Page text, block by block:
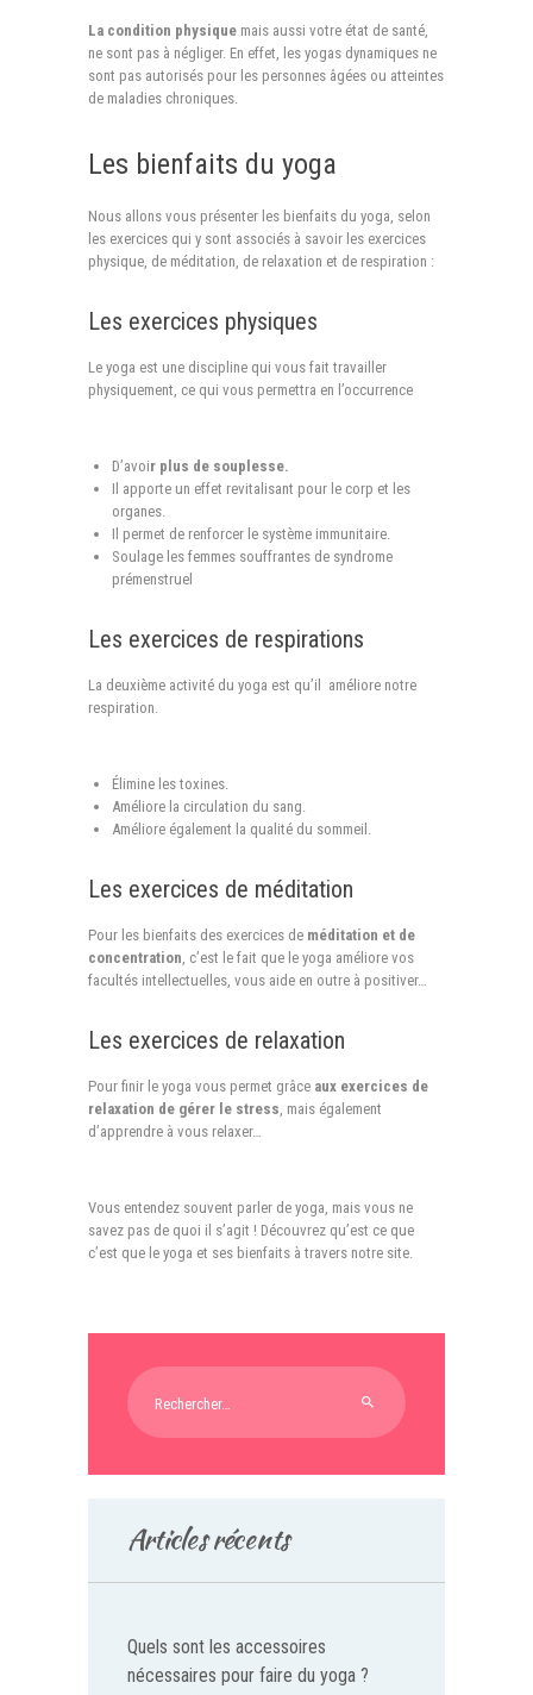
La condition physique mais aussi votre état de santé,
ne sont pas à négliger. En effet, les yogas dynamiques ne
sont pas autorisés pour les personnes âgées ou atteintes
de maladies chroniques.
Les bienfaits du yoga
Nous allons vous présenter les bienfaits du yoga, selon
les exercices qui y sont associés à savoir les exercices
physique, de méditation, de relaxation et de respiration :
Les exercices physiques
Le yoga est une discipline qui vous fait travailler
physiquement, ce qui vous permettra en l’occurrence
D’avoir plus de souplesse.
Il apporte un effet revitalisant pour le corp et les
organes.
Il permet de renforcer le système immunitaire.
Soulage les femmes souffrantes de syndrome
prémenstruel
Les exercices de respirations
La deuxième activité du yoga est qu’il améliore notre
respiration.
Élimine les toxines.
Améliore la circulation du sang.
Améliore également la qualité du sommeil.
Les exercices de méditation
Pour les bienfaits des exercices de méditation et de
concentration , c’est le fait que le yoga améliore vos
facultés intellectuelles, vous aide en outre à positiver…
Les exercices de relaxation
Pour finir le yoga vous permet grâce aux exercices de
relaxation de gérer le stress , mais également
d’apprendre à vous relaxer…
Vous entendez souvent parler de yoga, mais vous ne
savez pas de quoi il s’agit ! Découvrez qu’est ce que
c’est que le yoga et ses bienfaits à travers notre site.
Rechercher :
Articles récents
Quels sont les accessoires
nécessaires pour faire du yoga ?